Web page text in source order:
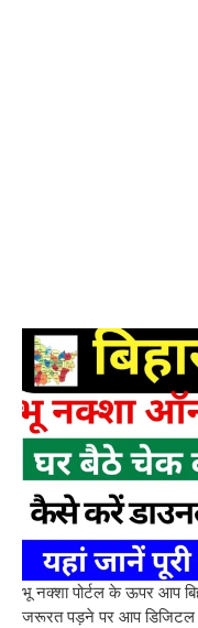
भू नक्शा पोर्टल के ऊपर आप
जरूरत पड़ने पर आप डिजिटल